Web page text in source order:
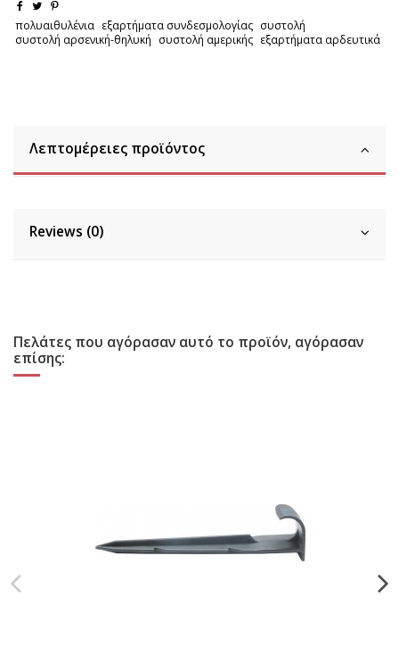
πολυαιθυλένια εξαρτήματα συνδεσμολογίας συστολή
συστολή αρσενική-θηλυκή συστολή αμερικής εξαρτήματα αρδευτικά
Λεπτομέρειες προϊόντος
Reviews (0)
Πελάτες που αγόρασαν αυτό το προϊόν, αγόρασαν
επίσης: